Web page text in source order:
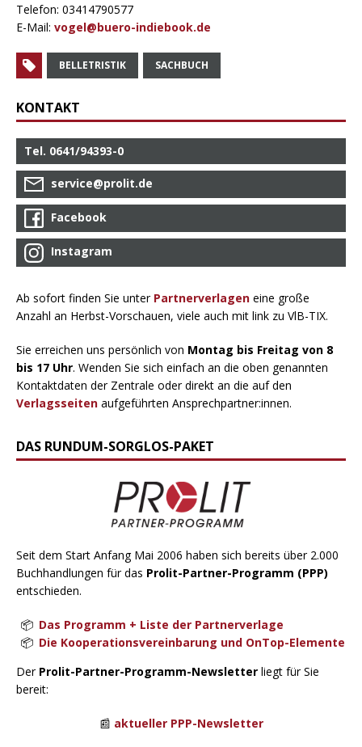
Telefon: 03414790577
E-Mail: vogel@buero-indiebook.de
BELLETRISTIK SACHBUCH
KONTAKT
Tel. 0641/94393-0
service@prolit.de
Facebook
Instagram
Ab sofort finden Sie unter Partnerverlagen eine große
Anzahl an Herbst-Vorschauen, viele auch mit link zu VlB-TIX.
Sie erreichen uns persönlich von Montag bis Freitag von 8
bis 17 Uhr. Wenden Sie sich einfach an die oben genannten
Kontaktdaten der Zentrale oder direkt an die auf den
Verlagsseiten aufgeführten Ansprechpartner:innen.
DAS RUNDUM-SORGLOS-PAKET
Seit dem Start Anfang Mai 2006 haben sich bereits über 2.000
Buchhandlungen für das Prolit-Partner-Programm (PPP)
entschieden.
Das Programm + Liste der Partnerverlage
Die Kooperationsvereinbarung und OnTop-Elemente
Der Prolit-Partner-Programm-Newsletter liegt für Sie
bereit:
📰 aktueller PPP-Newsletter